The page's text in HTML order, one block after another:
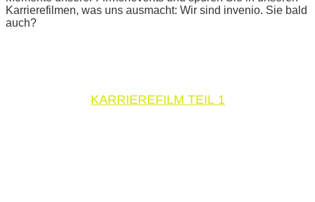
Karrierefilmen, was uns ausmacht: Wir sind invenio. Sie bald
auch?
KARRIEREFILM TEIL 1